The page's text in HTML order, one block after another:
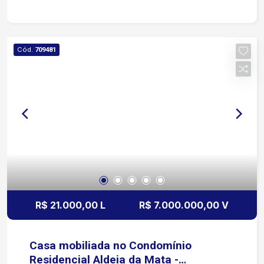
este terreno a escolha perfeita para o seu
próximo projeto. Não perca essa chance única de
Cód. 709481
R$ 21.000,00 L R$ 7.000.000,00 V
Casa mobiliada no Condomínio
Residencial Aldeia da Mata -